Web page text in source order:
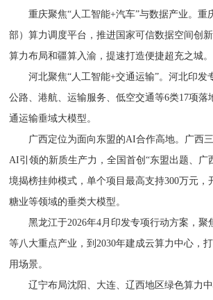
重庆聚焦“人工智能+汽车”与数据产业。重
部）算力调度平台，推进国家可信数据空间创
算力布局和疆算入渝，提速打造便捷超充之城。
河北聚焦“人工智能+交通运输”。河北印发
公路、港航、运输服务、低空交通等6类17项落
通运输垂域大模型。
广西定位为面向东盟的AI合作高地。广西
AI引领的新质生产力，全国首创“东盟出题、广
境揭榜挂帅模式，单个项目最高支持300万元，
糖业等领域的垂类大模型。
黑龙江于2026年4月印发专项行动方案，聚
等八大重点产业，到2030年建成云算力中心，
用场景。
辽宁布局沈阳、大连、辽西地区绿色算力